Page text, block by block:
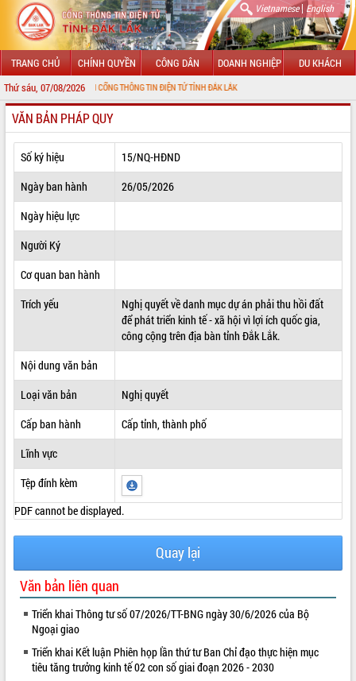
Vietnamese| English
TRANG CHỦ CHÍNH QUYỀN CÔNG DÂN DOANH NGHIỆP DU KHÁCH
Thứ sáu, 07/08/2026
ĐẾN VỚI CỔNG THÔNG TIN ĐIỆN TỬ TỈNH ĐẮK LẮK
GIỚI THIỆU
LÃNH ĐẠO UBND TỈNH
TIN TỨC SỰ KIỆN
SỞ, BAN, NGÀNH
UBND CÁC XÃ, PHƯỜNG
THÔNG TIN CHỈ ĐẠO ĐIỀU HÀNH
HỆ THỐNG VĂN BẢN
ĐIỂM TIN VĂN BẢN
QUY HOẠCH - KẾ HOẠCH
VĂN BẢN PHÁP QUY
Số ký hiệu
15/NQ-HĐND
Ngày ban hành
26/05/2026
Ngày hiệu lực
Người Ký
Cơ quan ban hành
Trích yếu
Nghị quyết về danh mục dự án phải thu hồi đất
để phát triển kinh tế - xã hội vì lợi ích quốc gia,
công cộng trên địa bàn tỉnh Đắk Lắk.
Nội dung văn bản
Loại văn bản
Nghị quyết
Cấp ban hành
Cấp tỉnh, thành phố
Lĩnh vực
Tệp đính kèm
PDF cannot be displayed.
Quay lại
Văn bản liên quan
Triển khai Thông tư số 07/2026/TT-BNG ngày 30/6/2026 của Bộ
Ngoại giao
Triển khai Kết luận Phiên họp lần thứ tư Ban Chỉ đạo thực hiện mục
tiêu tăng trưởng kinh tế 02 con số giai đoạn 2026 - 2030